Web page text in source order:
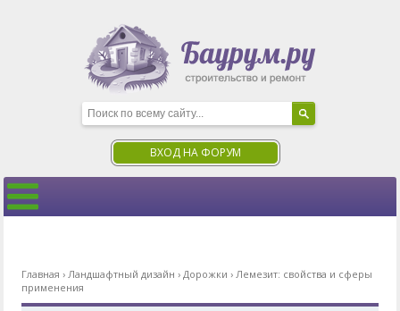
ВХОД НА ФОРУМ
Главная ›Ландшафтный дизайн ›Дорожки ›Лемезит: свойства и сферы
применения